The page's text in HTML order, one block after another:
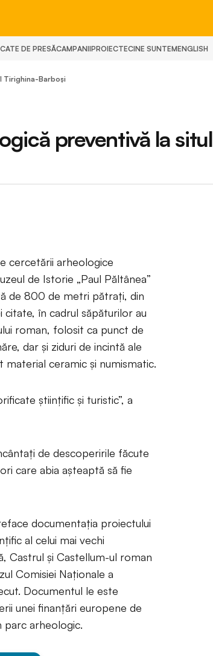
DE PRESĂCAMPANIIPROIECTECINE SUNTEMENGLISH
Tirighina-Barboşi
preventivă la situl
cercetării arheologice
de Istorie „Paul Păltânea”
de 800 de metri pătraţi, din
în cadrul săpăturilor au
roman, folosit ca punct de
dar şi ziduri de incintă ale
ceramic şi numismatic.
ştiinţific şi turistic”, a
de descoperirile făcute
care abia aşteaptă să fie
documentaţia proiectului
al celui mai vechi
Castrul şi Castellum-ul roman
Comisiei Naţionale a
Documentul le este
unei finanţări europene de
arheologic.